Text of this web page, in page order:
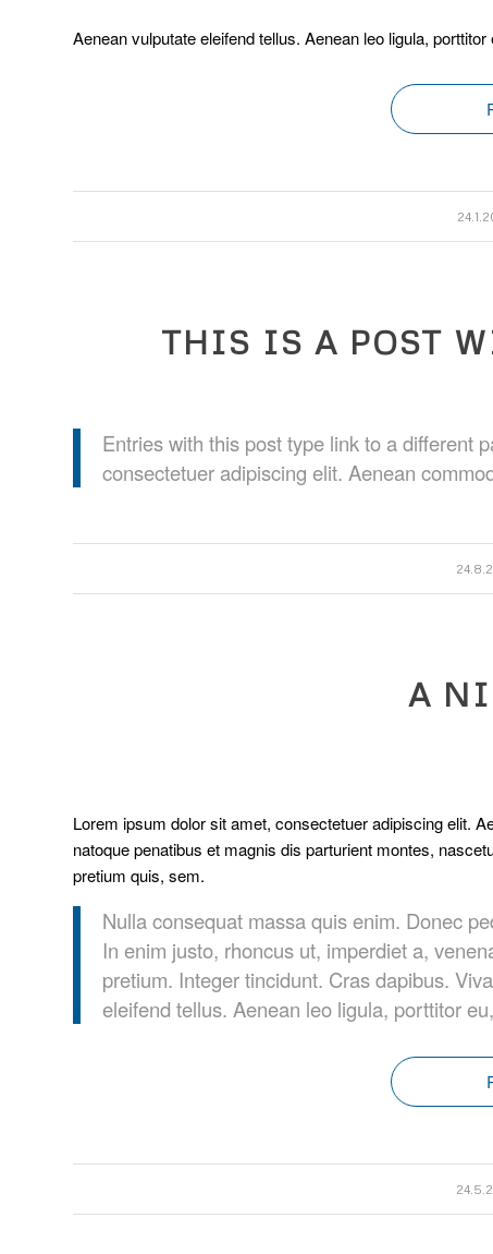
Aenean vulputate eleifend tellus. Aenean leo ligula,
THIS IS A POST
Entries with this post type link to a different
consectetuer adipiscing elit. Aenean
/
A
Lorem ipsum dolor sit amet, consectetuer adipiscing elit.
natoque penatibus et magnis dis parturient montes,
pretium quis, sem.
Nulla consequat massa quis enim. Donec
In enim justo, rhoncus ut, imperdiet a,
pretium. Integer tincidunt. Cras dapibus.
eleifend tellus. Aenean leo ligula, porttitor
/